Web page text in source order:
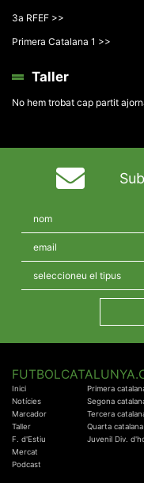
3a RFEF >>
Primera Catalana 1 >>
Taller
No hem trobat cap partit
Inici
Notícies
Marcador
Taller
F. d'Estiu
Mercat
Podcast
Primera
Segona
Tercera
Quarta catalana
Juvenil Div.